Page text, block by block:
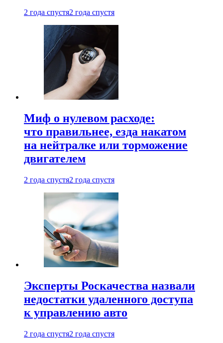
2 года спустя2 года спустя
Миф о нулевом расходе:
что правильнее, езда накатом
на нейтралке или торможение
двигателем
2 года спустя2 года спустя
Эксперты Роскачества назвали
недостатки удаленного доступа
к управлению авто
2 года спустя2 года спустя